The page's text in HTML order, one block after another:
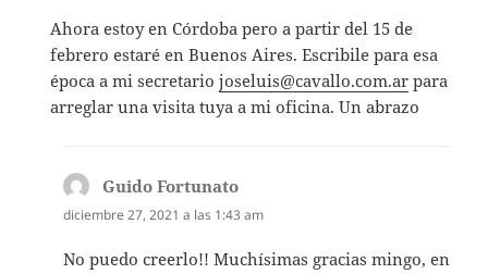
Ahora estoy en Córdoba pero a partir del 15 de
febrero estaré en Buenos Aires. Escribile para esa
época a mi secretariojoseluis@cavallo.com.ar para
arreglar una visita tuya a mi oficina. Un abrazo
Guido Fortunato
diciembre 27, 2021 a las 1:43 am
No puedo creerlo!! Muchísimas gracias mingo, en